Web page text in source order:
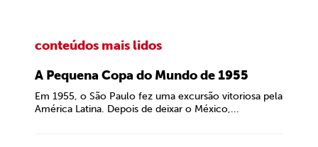
conteúdos mais lidos
A Pequena Copa do Mundo de 1955
Em 1955, o São Paulo fez uma excursão vitoriosa pela
América Latina. Depois de deixar o México,...